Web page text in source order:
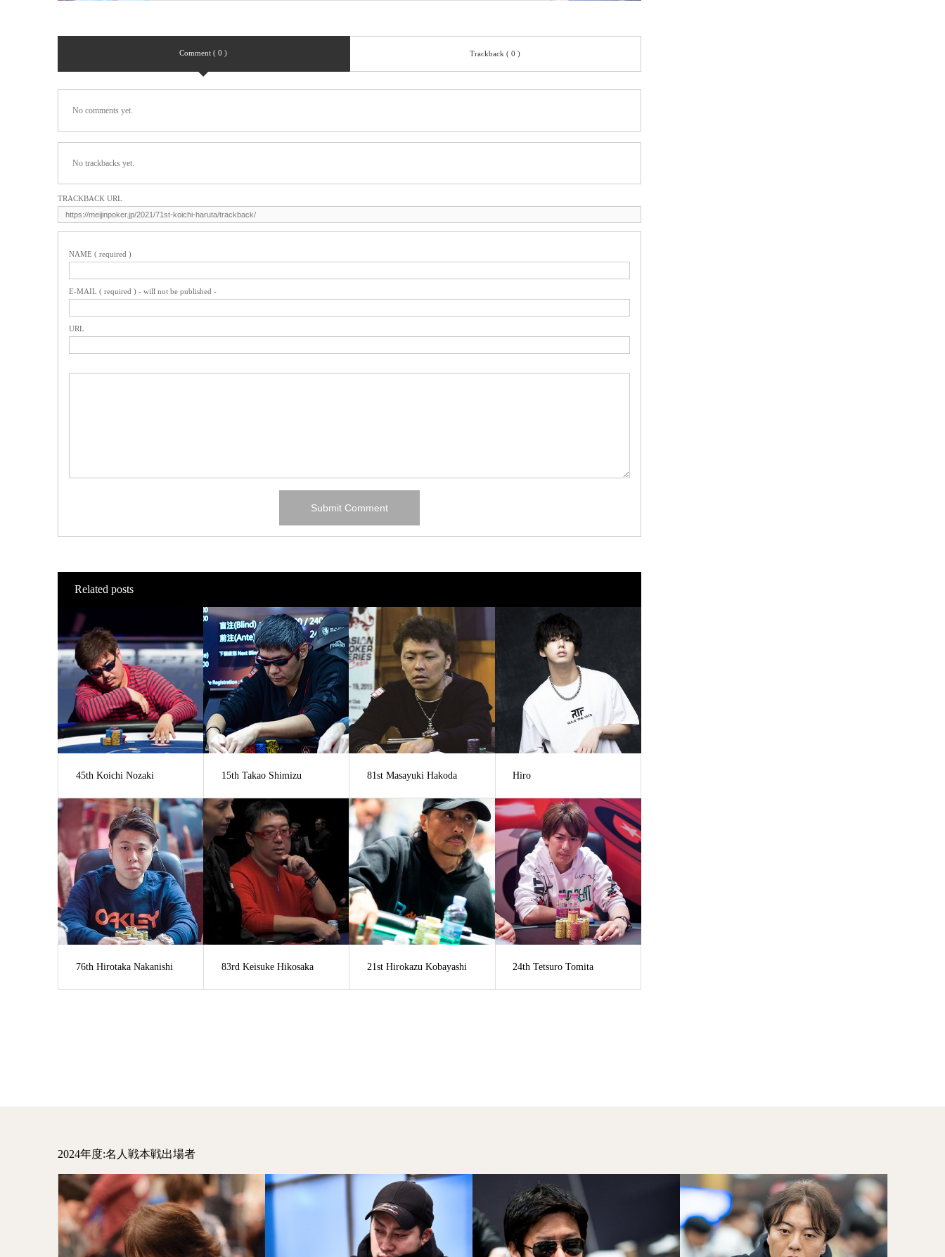
Comment ( 0 ) Trackback ( 0 )
No comments yet.
No trackbacks yet.
TRACKBACK URL
NAME ( required )
E-MAIL ( required ) - will not be published -
URL
Related posts
45th Koichi Nozaki 15th Takao Shimizu 81st Masayuki Hakoda Hiro
76th Hirotaka Nakanishi 83rd Keisuke Hikosaka 21st Hirokazu Kobayashi 24th Tetsuro Tomita
2024年度:名人戦本戦出場者